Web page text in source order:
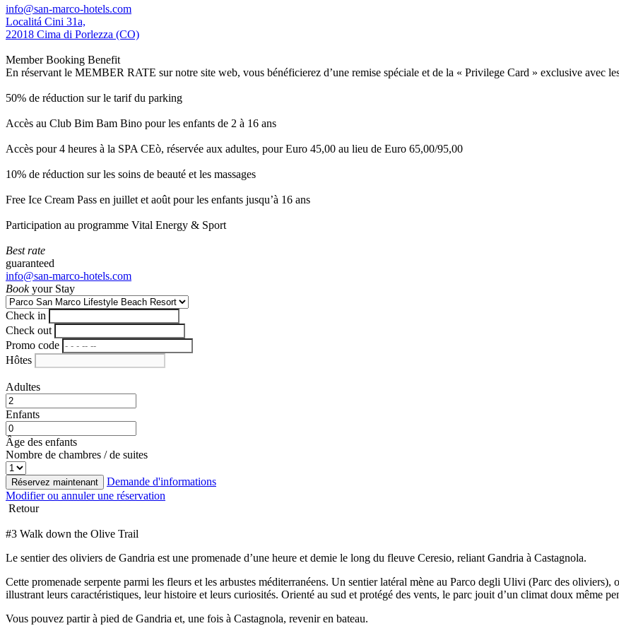
info@san-marco-hotels.com
Localitá Cini 31a,
22018 Cima di Porlezza (CO)
Member Booking Benefit
En réservant le MEMBER RATE sur notre site web, vous bénéficierez d’une remise spéciale et de la « Privilege Card » exclusive avec
50% de réduction sur le tarif du parking
Accès au Club Bim Bam Bino pour les enfants de 2 à 16 ans
Accès pour 4 heures à la SPA CEò, réservée aux adultes, pour Euro 45,00 au lieu de Euro 65,00/95,00
10% de réduction sur les soins de beauté et les massages
Free Ice Cream Pass en juillet et août pour les enfants jusqu’à 16 ans
Participation au programme Vital Energy & Sport
Best rate
guaranteed
info@san-marco-hotels.com
Bookyour Stay
Check in
Check out
Promo code
Hôtes
Adultes
Enfants
Âge des enfants
Nombre de chambres / de suites
Réservez maintenant
Demande d'informations
Modifier ou annuler une réservation
Retour
#3 Walk down the Olive Trail
Le sentier des oliviers de Gandria est une promenade d’une heure et demie le long du fleuve Ceresio, reliant Gandria à Castagnola.
Cette promenade serpente parmi les fleurs et les arbustes méditerranéens. Un sentier latéral mène au Parco degli Ulivi (Parc des oliviers),
illustrant leurs caractéristiques, leur histoire et leurs curiosités. Orienté au sud et protégé des vents, le parc jouit d’un climat doux même
Vous pouvez partir à pied de Gandria et, une fois à Castagnola, revenir en bateau.